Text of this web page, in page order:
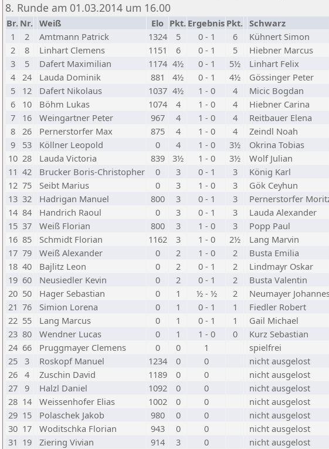
8. Runde am 01.03.2014 um 16.00
Br. Nr. Weiß Elo Pkt. Ergebnis Pkt. Schwarz
1
2 Amtmann Patrick 1324 5 0 - 1 6 Kühnert Simon
2
8 Linhart Clemens 1151 6 0 - 1 5 Hiebner Marcus
3
5 Dafert Maximilian 1174 4½ 0 - 1 5½ Linhart Felix
4
24 Lauda Dominik 881 4½ 0 - 1 4½ Gössinger Peter
5
12 Dafert Nikolaus 1037 4½ 1 - 0 4 Micic Bogdan
6
10 Böhm Lukas 1074 4 1 - 0 4 Hiebner Carina
7
16 Weingartner Peter 967 4 1 - 0 4 Reitbauer Elena
8
26 Pernerstorfer Max 875 4 1 - 0 4 Zeindl Noah
9
53 Köllner Leopold 0 4 1 - 0 3½ Okrina Tobias
10 28 Lauda Victoria 839 3½ 1 - 0 3½ Wolf Julian
11 42 Brucker Boris-Christopher 0 3 0 - 1 3 König Karl
12 75 Seibt Marius 0 3 1 - 0 3 Gök Ceyhun
13 32 Hadrigan Manuel 800 3 0 - 1 3 Pernerstorfer
14 84 Handrich Raoul 0 3 0 - 1 3 Lauda Alexander
15 37 Weiß Florian 800 3 1 - 0 3 Popp Paul
16 85 Schmidt Florian 1162 3 1 - 0 2½ Lang Marvin
17 79 Weiß Alexander 0 2 1 - 0 2 Busta Emilia
18 40 Bajlitz Leon 0 2 0 - 1 2 Lindmayr Oskar
19 60 Neusiedler Kevin 0 2 0 - 1 2 Busta Valentin
20 50 Hager Sebastian 0 1 ½ - ½ 2 Neumayer
21 76 Simion Lorena 0 1 0 - 1 1 Fiedler Robert
22 55 Lang Marcus 0 1 0 - 1 1 Gail Michael
23 80 Wendner Lucas 0 1 1 - 0 0 Kurz Sebastian
24 66 Pruggmayer Clemens 0 0 1
spielfrei
25
3 Roskopf Manuel 1234 0 0
nicht ausgelost
26
4 Zuschin David 1189 0 0
nicht ausgelost
27
9 Halzl Daniel 1092 0 0
nicht ausgelost
28 14 Weissenhofer Elias 1002 0 0
nicht ausgelost
29 15 Polaschek Jakob 980 0 0
nicht ausgelost
30 17 Woditschka Florian 943 0 0
nicht ausgelost
31 19 Ziering Vivian 914 3 0
nicht ausgelost